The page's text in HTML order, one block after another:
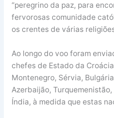
“peregrino da paz, para
fervorosas comunidade
os crentes de várias
Ao longo do voo foram
chefes de Estado da
Montenegro, Sérvia,
Azerbaijão,
Índia, à medida que estas